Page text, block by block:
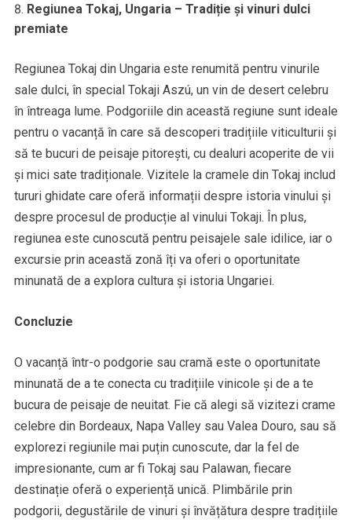
Regiunea Tokaj, Ungaria – Tradiție și vinuri dulci
premiate
Regiunea Tokaj din Ungaria este renumită pentru vinurile
sale dulci, în special Tokaji Aszú, un vin de desert celebru
în întreaga lume. Podgoriile din această regiune sunt ideale
pentru o vacanță în care să descoperi tradițiile viticulturii și
să te bucuri de peisaje pitorești, cu dealuri acoperite de vii
și mici sate tradiționale. Vizitele la cramele din Tokaj includ
tururi ghidate care oferă informații despre istoria vinului și
despre procesul de producție al vinului Tokaji. În plus,
regiunea este cunoscută pentru peisajele sale idilice, iar o
excursie prin această zonă îți va oferi o oportunitate
minunată de a explora cultura și istoria Ungariei.
Concluzie
O vacanță într-o podgorie sau cramă este o oportunitate
minunată de a te conecta cu tradițiile vinicole și de a te
bucura de peisaje de neuitat. Fie că alegi să vizitezi crame
celebre din Bordeaux, Napa Valley sau Valea Douro, sau să
explorezi regiunile mai puțin cunoscute, dar la fel de
impresionante, cum ar fi Tokaj sau Palawan, fiecare
destinație oferă o experiență unică. Plimbările prin
podgorii, degustările de vinuri și învățătura despre tradițiile